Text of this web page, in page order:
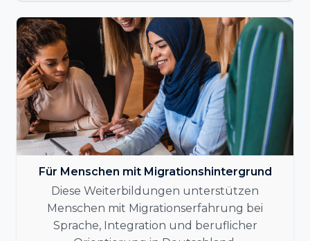
Für Menschen mit Migrationshintergrund
Diese Weiterbildungen unterstützen
Menschen mit Migrationserfahrung bei
Sprache, Integration und beruflicher